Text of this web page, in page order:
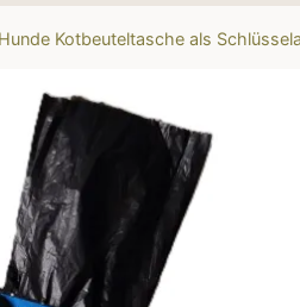
Kotbeuteltasche als